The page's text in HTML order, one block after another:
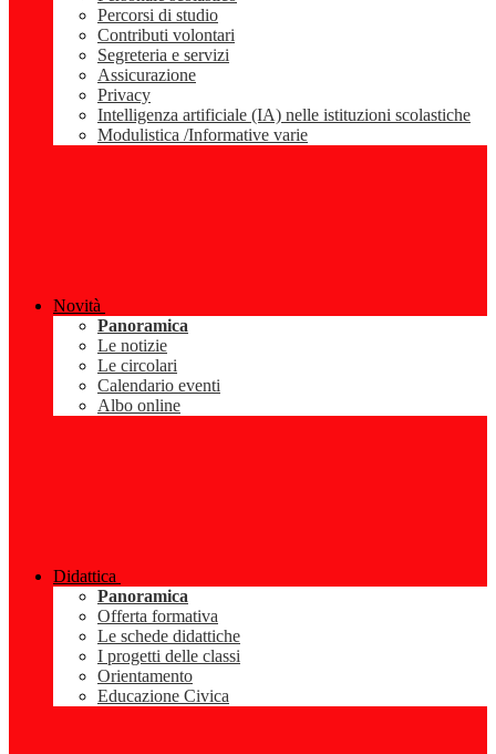
Percorsi di studio
Contributi volontari
Segreteria e servizi
Assicurazione
Privacy
Intelligenza artificiale (IA) nelle istituzioni scolastiche
Modulistica /Informative varie
Novità
Panoramica
Le notizie
Le circolari
Calendario eventi
Albo online
Didattica
Panoramica
Offerta formativa
Le schede didattiche
I progetti delle classi
Orientamento
Educazione Civica